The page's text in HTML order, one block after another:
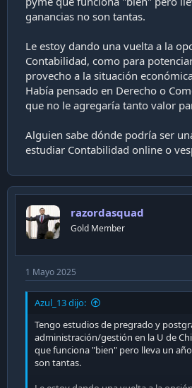
ganancias no son tantas.
Le estoy dando una vuelta a la
Contabilidad, como para
provecho a la situación
Había pensado en Derecho o
que no le agregaría tanto valor
Alguien sabe dónde podría ser
estudiar Contabilidad online o
razordasquad
Gold Member
1 Mayo 2025
Azul_13 dijo:
Tengo estudios de pregrado y
administración/gestión en la U de
que funciona "bien" pero lleva un
son tantas.